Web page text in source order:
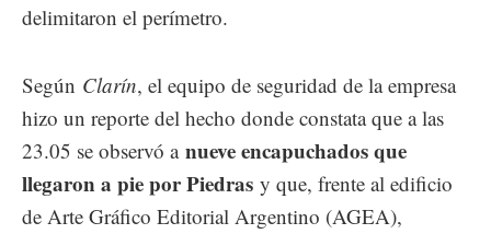
delimitaron el perímetro.
Según Clarín, el equipo de seguridad de la empresa
hizo un reporte del hecho donde constata que a las
23.05 se observó anueve encapuchados que
llegaron a pie por Piedras y que, frente al edificio
de Arte Gráfico Editorial Argentino (AGEA),